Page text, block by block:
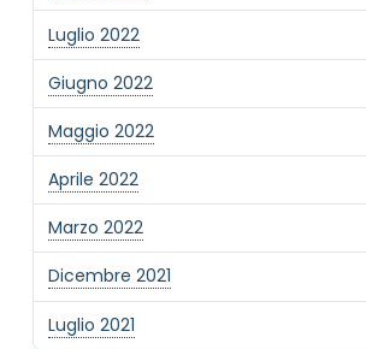
Luglio 2022
Giugno 2022
Maggio 2022
Aprile 2022
Marzo 2022
Dicembre 2021
Luglio 2021